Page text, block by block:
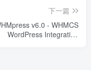
下一篇
v6.0 - WHMCS
WordPress Integration